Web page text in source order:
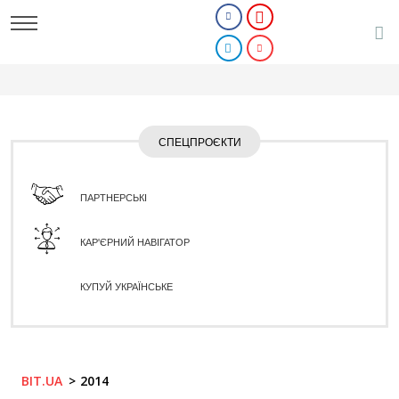
СПЕЦПРОЄКТИ
ПАРТНЕРСЬКІ
КАР'ЄРНИЙ НАВІГАТОР
КУПУЙ УКРАЇНСЬКЕ
BIT.UA 2014